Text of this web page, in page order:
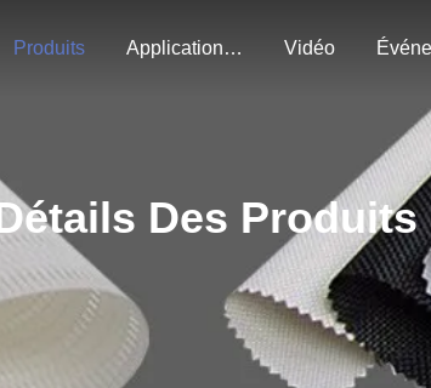
Produits Application Du Projet Vidéo
Des Produits